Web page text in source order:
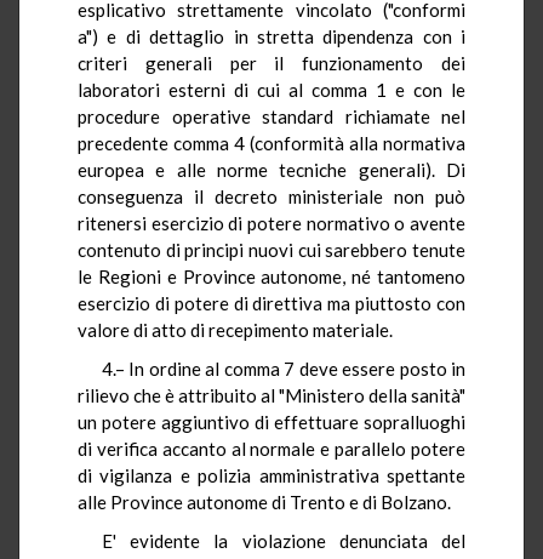
esplicativo strettamente vincolato ("conformi
a") e di dettaglio in stretta dipendenza con i
criteri generali per il funzionamento dei
laboratori esterni di cui al comma 1 e con le
procedure operative standard richiamate nel
precedente comma 4 (conformità alla normativa
europea e alle norme tecniche generali). Di
conseguenza il decreto ministeriale non può
ritenersi esercizio di potere normativo o avente
contenuto di principi nuovi cui sarebbero tenute
le Regioni e Province autonome, né tantomeno
esercizio di potere di direttiva ma piuttosto con
valore di atto di recepimento materiale.
4.– In ordine al comma 7 deve essere posto in
rilievo che è attribuito al "Ministero della sanità"
un potere aggiuntivo di effettuare sopralluoghi
di verifica accanto al normale e parallelo potere
di vigilanza e polizia amministrativa spettante
alle Province autonome di Trento e di Bolzano.
E' evidente la violazione denunciata del